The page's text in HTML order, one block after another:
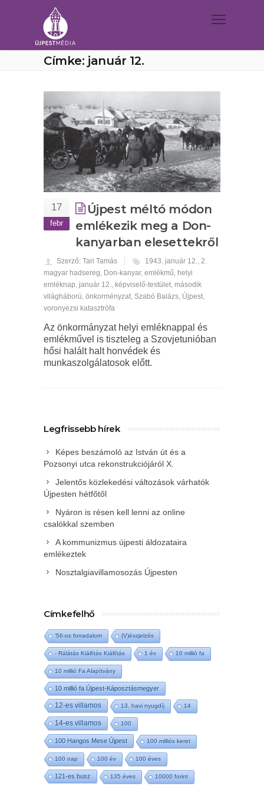
Címke: január 12.
17
febr
Újpest méltó módon
emlékezik meg a Don-
kanyarban elesettekről
Szerző: Tari Tamás 1943. január 12., 2.
magyar hadsereg, Don-kanyar, emlékmű, helyi
emléknap, január 12., képviselő-testület, második
világháború, önkorményzat, Szabó Balázs, Újpest,
voronyezsi katasztrófa
Az önkormányzat helyi emléknappal és
emlékművel is tiszteleg a Szovjetunióban
hősi halált halt honvédek és
munkaszolgálatosok előtt.
Legfrissebb hírek
Képes beszámoló az István út és a
Pozsonyi utca rekonstrukciójáról X.
Jelentős közlekedési változások várhatók
Újpesten hétfőtől
Nyáron is résen kell lenni az online
csalókkal szemben
A kommunizmus újpesti áldozataira
emlékeztek
Nosztalgiavillamosozás Újpesten
Címkefelhő
'56-os forradalom (V)észjelzés
- Rálátás Kiállítás Kiállítás 1 év 10 millió fa
10 millió Fa Alapítvány
10 millió fa Újpest-Káposztásmegyer
12-es villamos 13. havi nyugdíj 14
14-es villamos 100
100 Hangos Mese Újpest 100 milliós keret
100 nap 100 év 100 éves
121-es busz 135 éves 10000 forint